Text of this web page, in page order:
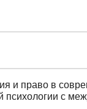
и право в
психологии с